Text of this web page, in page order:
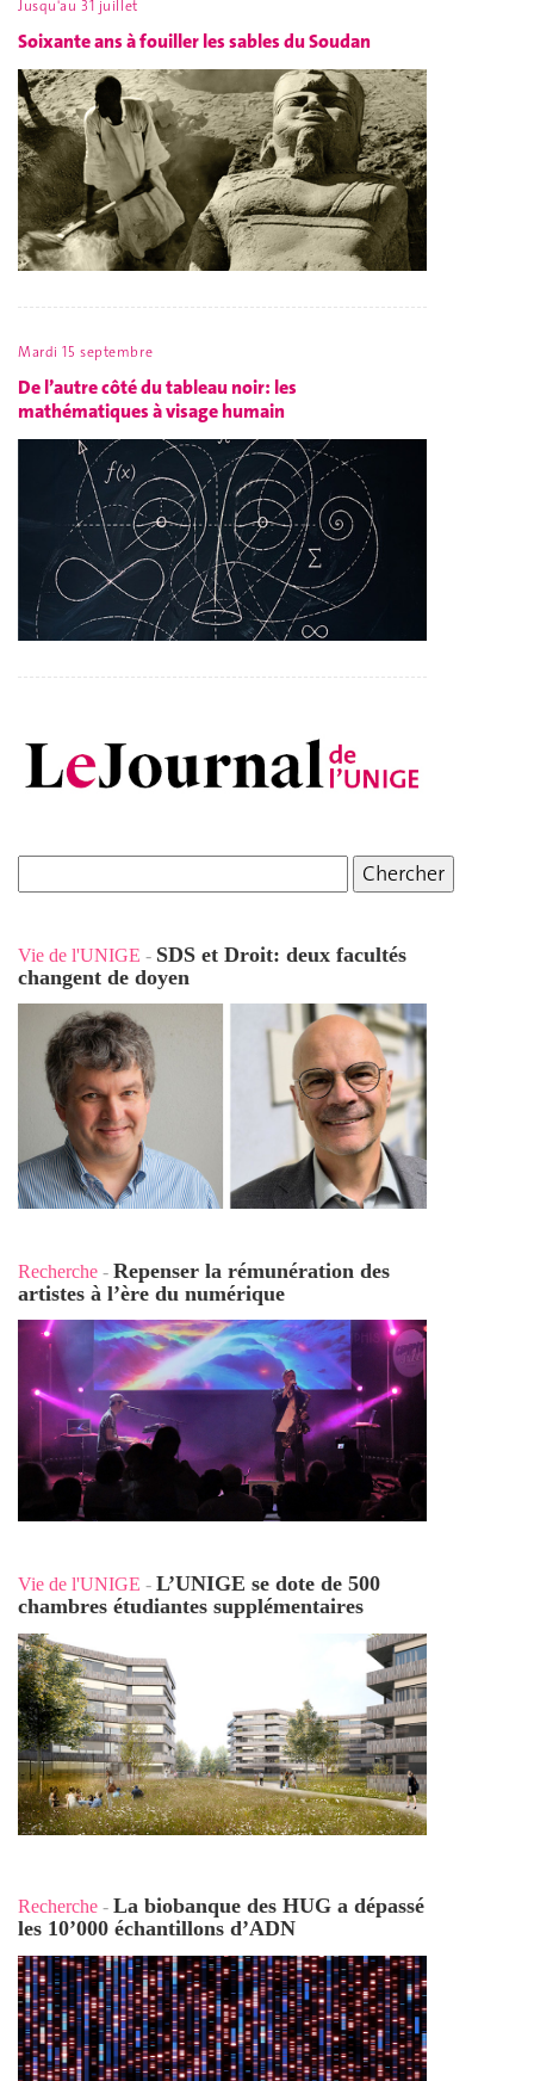
Jusqu'au 31 juillet
Soixante ans à fouiller les sables du Soudan
Mardi 15 septembre
De l’autre côté du tableau noir: les
mathématiques à visage humain
Vie de l'UNIGE - SDS et Droit: deux facultés
changent de doyen
Recherche - Repenser la rémunération des
artistes à l’ère du numérique
Vie de l'UNIGE - L’UNIGE se dote de 500
chambres étudiantes supplémentaires
Recherche - La biobanque des HUG a dépassé
les 10’000 échantillons d’ADN